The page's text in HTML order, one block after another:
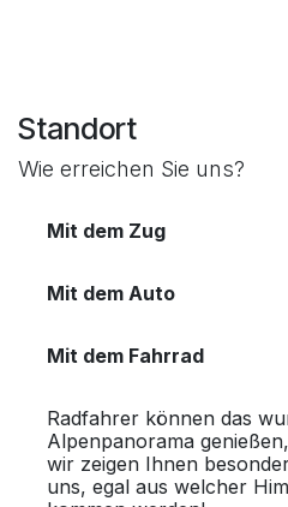
Standort
Wie erreichen Sie uns?
Mit dem Zug
Mit dem Auto
Mit dem Fahrrad
Radfahrer können das
Alpenpanorama
wir zeigen Ihnen
uns, egal aus welcher